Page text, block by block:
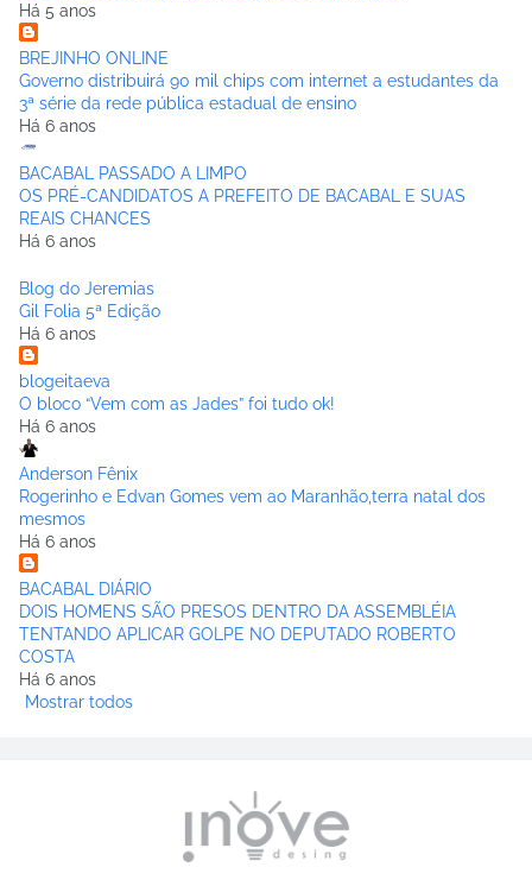
Há 5 anos
BREJINHO ONLINE
Governo distribuirá 90 mil chips com internet a estudantes da
3ª série da rede pública estadual de ensino
Há 6 anos
BACABAL PASSADO A LIMPO
OS PRÉ-CANDIDATOS A PREFEITO DE BACABAL E SUAS
REAIS CHANCES
Há 6 anos
Blog do Jeremias
Gil Folia 5ª Edição
Há 6 anos
blogeitaeva
O bloco “Vem com as Jades” foi tudo ok!
Há 6 anos
Anderson Fênix
Rogerinho e Edvan Gomes vem ao Maranhão,terra natal dos
mesmos
Há 6 anos
BACABAL DIÁRIO
DOIS HOMENS SÃO PRESOS DENTRO DA ASSEMBLÉIA
TENTANDO APLICAR GOLPE NO DEPUTADO ROBERTO
COSTA
Há 6 anos
Mostrar todos